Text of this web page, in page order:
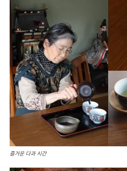
즐거운 다과 시간